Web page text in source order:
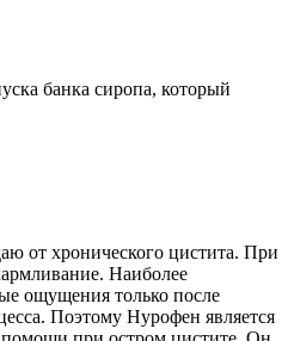
банка сиропа, который
от хронического цистита. При
Наиболее
ощущения только после
Поэтому Нурофен является